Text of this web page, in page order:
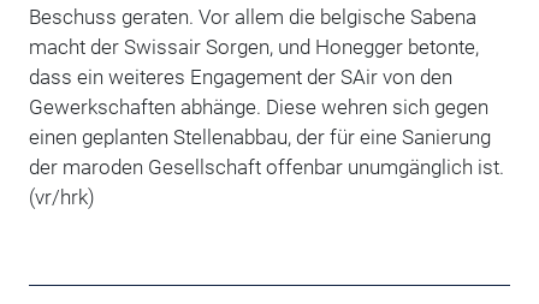
Beschuss geraten. Vor allem die belgische Sabena
macht der Swissair Sorgen, und Honegger betonte,
dass ein weiteres Engagement der SAir von den
Gewerkschaften abhänge. Diese wehren sich gegen
einen geplanten Stellenabbau, der für eine Sanierung
der maroden Gesellschaft offenbar unumgänglich ist.
(vr/hrk)